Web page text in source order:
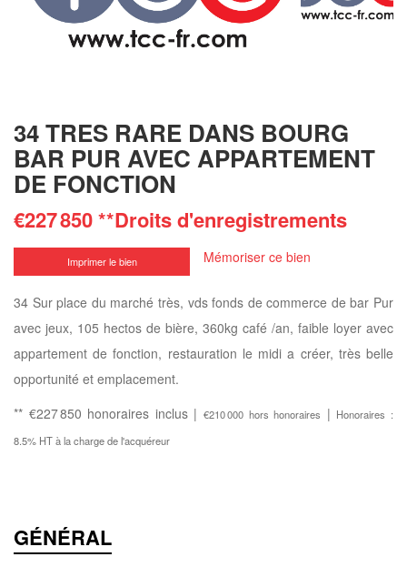
34 TRES RARE DANS BOURG
BAR PUR AVEC APPARTEMENT
DE FONCTION
€227 850**Droits d'enregistrements
Imprimer le bien Mémoriser ce bien
34 Sur place du marché très, vds fonds de commerce de bar Pur
avec jeux, 105 hectos de bière, 360kg café /an, faible loyer avec
appartement de fonction, restauration le midi a créer, très belle
opportunité et emplacement.
** €227 850 honoraires inclus |€210 000 hors honoraires | Honoraires :
8.5% HT à la charge de l'acquéreur
GÉNÉRAL